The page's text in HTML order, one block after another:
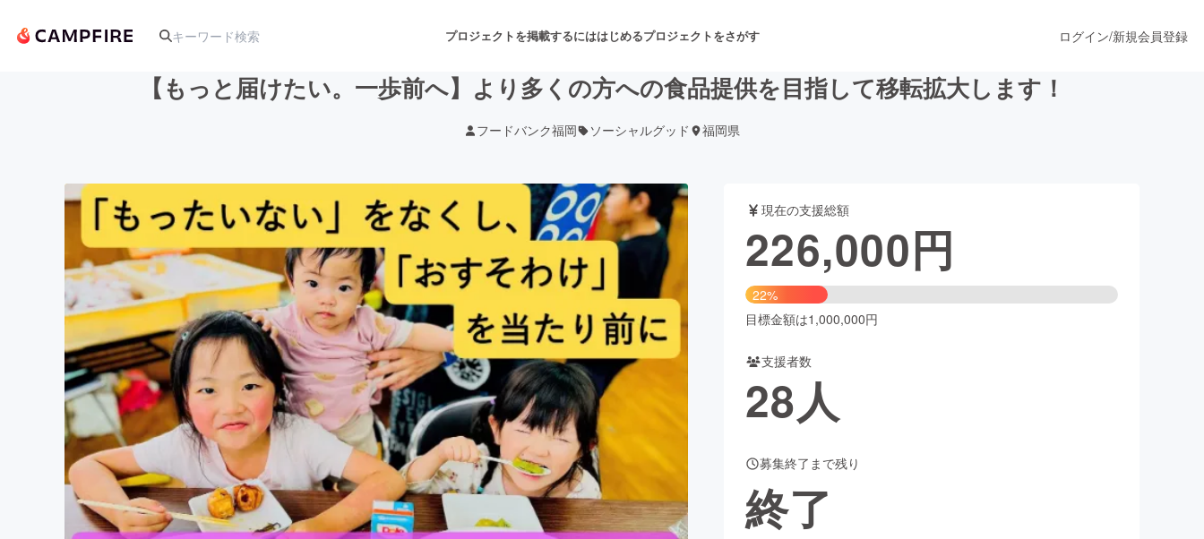
プロジェクトを掲載するにははじめるプロジェクトをさがす
アート・写真 音楽 舞台・パフォーマンス
テクノロジー・ガジェット ゲーム・サービス開発 フード・飲食店 ファッション
映像・映画 書籍・雑誌出版 アニメ・漫画
ビジネス・起業 チャレンジ ビューティー・ヘルスケア
まちづくり・地域活性化
CAMPFIRE for Social Good
CAMPFIRE Creation
CAMPFIREふるさと納税machi-yaコミュニティ
ログイン/新規会員登録
【もっと届けたい。一歩前へ】より多くの方への食品提供を目指して移転拡大します！
フードバンク福岡 ソーシャルグッド 福岡県
現在の支援総額
226,000円
22%
目標金額は1,000,000円
支援者数
28人
募集終了まで残り
終了